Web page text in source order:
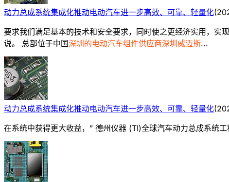
动力总成系统集成化推动电动汽车进一步高效、可靠、轻量化(
要求我们满足基本的技术和安全要求，同时使之更经济实用，
说。 总部位于中国深圳的电动汽车组件供应商深圳威迈斯...
动力总成系统集成化推动电动汽车进一步高效、可靠、轻量化(
在系统中获得更大收益，” 德州仪器 (TI)全球汽车动力总成系统